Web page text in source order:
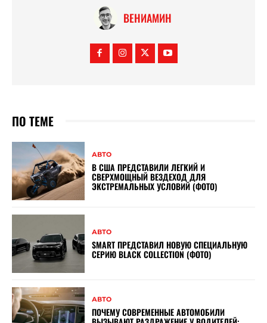
ВЕНИАМИН
ПО ТЕМЕ
АВТО
В США ПРЕДСТАВИЛИ ЛЕГКИЙ И
СВЕРХМОЩНЫЙ ВЕЗДЕХОД ДЛЯ
ЭКСТРЕМАЛЬНЫХ УСЛОВИЙ (ФОТО)
АВТО
SMART ПРЕДСТАВИЛ НОВУЮ СПЕЦИАЛЬНУЮ
СЕРИЮ BLACK COLLECTION (ФОТО)
АВТО
ПОЧЕМУ СОВРЕМЕННЫЕ АВТОМОБИЛИ